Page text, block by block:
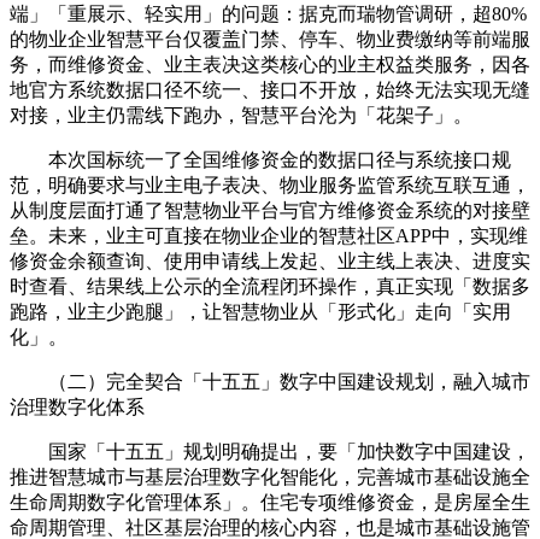
端」「重展示、轻实用」的问题：据克而瑞物管调研，超80%
的物业企业智慧平台仅覆盖门禁、停车、物业费缴纳等前端服
务，而维修资金、业主表决这类核心的业主权益类服务，因各
地官方系统数据口径不统一、接口不开放，始终无法实现无缝
对接，业主仍需线下跑办，智慧平台沦为「花架子」。
本次国标统一了全国维修资金的数据口径与系统接口规
范，明确要求与业主电子表决、物业服务监管系统互联互通，
从制度层面打通了智慧物业平台与官方维修资金系统的对接壁
垒。未来，业主可直接在物业企业的智慧社区APP中，实现维
修资金余额查询、使用申请线上发起、业主线上表决、进度实
时查看、结果线上公示的全流程闭环操作，真正实现「数据多
跑路，业主少跑腿」，让智慧物业从「形式化」走向「实用
化」。
（二）完全契合「十五五」数字中国建设规划，融入城市
治理数字化体系
国家「十五五」规划明确提出，要「加快数字中国建设，
推进智慧城市与基层治理数字化智能化，完善城市基础设施全
生命周期数字化管理体系」。住宅专项维修资金，是房屋全生
命周期管理、社区基层治理的核心内容，也是城市基础设施管